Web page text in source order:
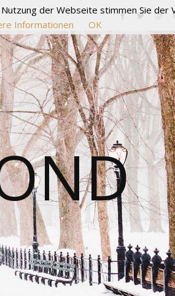
der Webseite stimmen Sie der
Informationen OK